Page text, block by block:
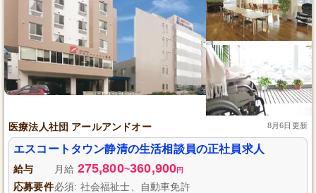
医療法人社団 アールアンドオー 8月6日更新
エスコートタウン静清の生活相談員の正社員求人
給与 月給 275,800~360,900円
応募要件必須: 社会福祉士、自動車免許